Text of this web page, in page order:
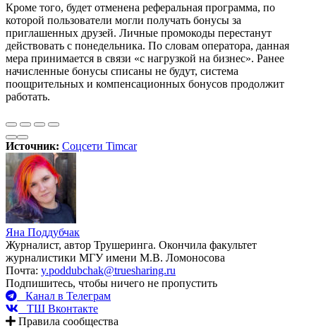
Кроме того, будет отменена реферальная программа, по
которой пользователи могли получать бонусы за
приглашенных друзей. Личные промокоды перестанут
действовать с понедельника. По словам оператора, данная
мера принимается в связи «с нагрузкой на бизнес». Ранее
начисленные бонусы списаны не будут, система
поощрительных и компенсационных бонусов продолжит
работать.
Источник: Соцсети Timcar
Яна Поддубчак
Журналист, автор Трушеринга. Окончила факультет
журналистики МГУ имени М.В. Ломоносова
Почта: y.poddubchak@truesharing.ru
Подпишитесь, чтобы ничего не пропустить
Канал в Телеграм
ТШ Вконтакте
Правила сообщества